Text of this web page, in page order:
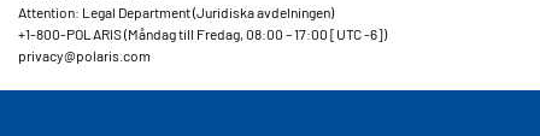
Attention: Legal Department (Juridiska avdelningen)
+1-800-POLARIS (Måndag till Fredag, 08:00 – 17:00 [UTC -6])
privacy@polaris.com